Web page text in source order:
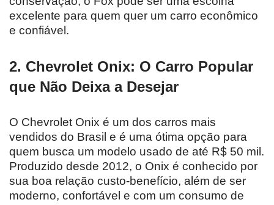
excelente para quem quer um carro econômico
e confiável.
2. Chevrolet Onix: O Carro Popular
que Não Deixa a Desejar
O Chevrolet Onix é um dos carros mais
vendidos do Brasil e é uma ótima opção para
quem busca um modelo usado de até R$ 50 mil.
Produzido desde 2012, o Onix é conhecido por
sua boa relação custo-benefício, além de ser
moderno, confortável e com um consumo de